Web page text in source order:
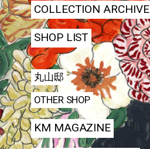
COLLECTION ARCHIVE
SHOP LIST
丸山邸
OTHER SHOP
KM MAGAZINE